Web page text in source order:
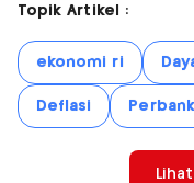
Topik Artikel :
ekonomi ri
Deflasi